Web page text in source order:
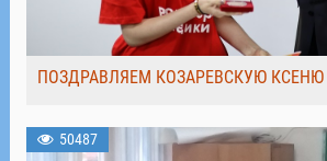
ПОЗДРАВЛЯЕМ КОЗАРЕВСКУЮ КСЕНЮ
50487